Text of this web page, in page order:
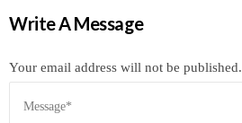
Write A Message
Your email address will not be published.